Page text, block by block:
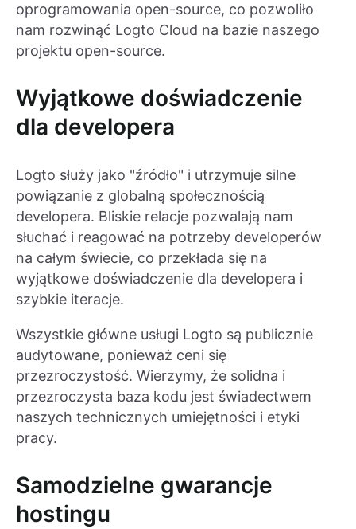
oprogramowania open-source, co pozwoliło
nam rozwinąć Logto Cloud na bazie naszego
projektu open-source.
Wyjątkowe doświadczenie
dla developera
Logto służy jako "źródło" i utrzymuje silne
powiązanie z globalną społecznością
developera. Bliskie relacje pozwalają nam
słuchać i reagować na potrzeby developerów
na całym świecie, co przekłada się na
wyjątkowe doświadczenie dla developera i
szybkie iteracje.
Wszystkie główne usługi Logto są publicznie
audytowane, ponieważ ceni się
przezroczystość. Wierzymy, że solidna i
przezroczysta baza kodu jest świadectwem
naszych technicznych umiejętności i etyki
pracy.
Samodzielne gwarancje
hostingu